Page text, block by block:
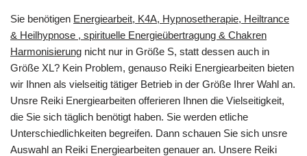
Sie benötigen Energiearbeit, K4A, Hypnosetherapie, Heiltrance
& Heilhypnose , spirituelle Energieübertragung & Chakren
Harmonisierung nicht nur in Größe S, statt dessen auch in
Größe XL? Kein Problem, genauso Reiki Energiearbeiten bieten
wir Ihnen als vielseitig tätiger Betrieb in der Größe Ihrer Wahl an.
Unsre Reiki Energiearbeiten offerieren Ihnen die Vielseitigkeit,
die Sie sich täglich benötigt haben. Sie werden etliche
Unterschiedlichkeiten begreifen. Dann schauen Sie sich unsre
Auswahl an Reiki Energiearbeiten genauer an. Unsere Reiki